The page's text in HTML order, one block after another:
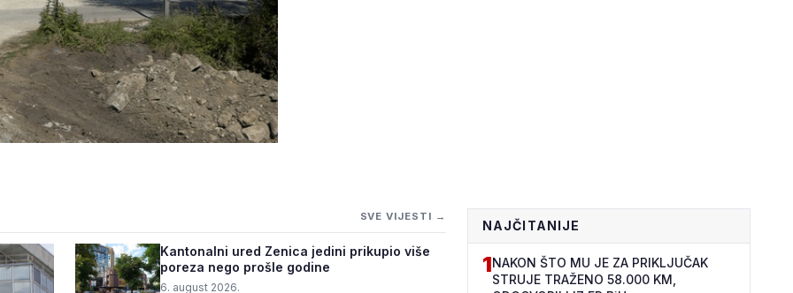
160.000
SVE VIJESTI →
Kantonalni ured Zenica jedini prikupio više
poreza nego prošle godine
6. august 2026.
NAJČITANIJE
1NAKON ŠTO MU JE ZA PRIKLJUČAK
STRUJE TRAŽENO 58.000 KM,